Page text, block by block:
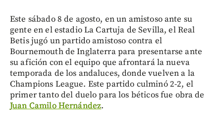
Este sábado 8 de agosto, en un amistoso ante su
gente en el estadio La Cartuja de Sevilla, el Real
Betis jugó un partido amistoso contra el
Bournemouth de Inglaterra para presentarse ante
su afición con el equipo que afrontará la nueva
temporada de los andaluces, donde vuelven a la
Champions League. Este partido culminó 2-2, el
primer tanto del duelo para los béticos fue obra de
Juan Camilo Hernández.